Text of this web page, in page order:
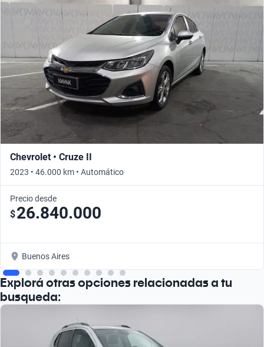
Chevrolet • Cruze II
2023 • 46.000 km • Automático
Precio desde
$26.840.000
Buenos Aires
Explorá otras opciones relacionadas a tu
busqueda: